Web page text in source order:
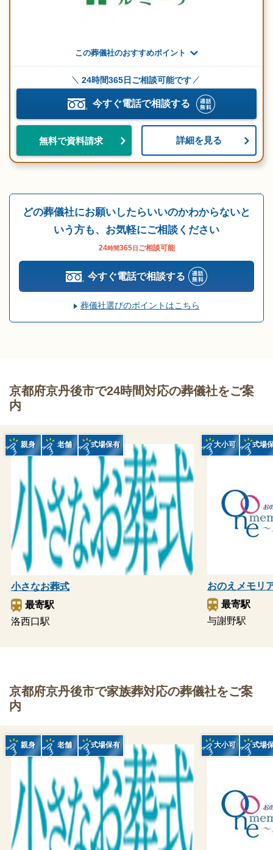
この葬儀社のおすすめポイント
24時間365日ご相談可能です
今すぐ電話で相談する
無料で資料請求 詳細を見る
どの葬儀社にお願いしたらいいのかわからないと
いう方も、お気軽にご相談ください
24時間365日 ご相談可能
今すぐ電話で相談する
葬儀社選びのポイントはこちら
京都府京丹後市で24時間対応の葬儀社をご案
内
小さなお葬式
最寄駅
洛西口駅
親身 老舗 式場保有
おのえメモリ
最寄駅
与謝野駅
大小可 式場
京都府京丹後市で家族葬対応の葬儀社をご案
内
親身 老舗 式場保有 大小可 式場